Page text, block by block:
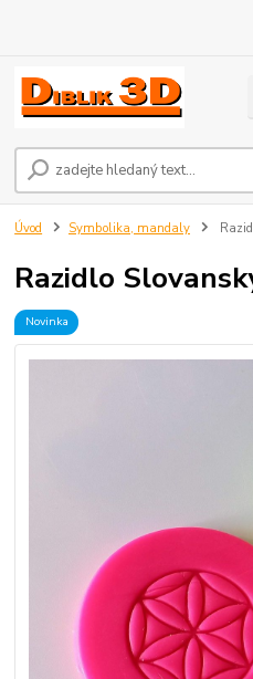
Úvod Symbolika, mandaly
Razidlo
Novinka